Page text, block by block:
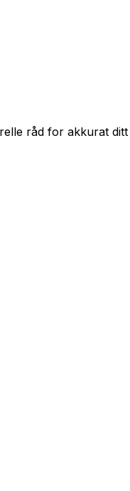
råd for akkurat ditt